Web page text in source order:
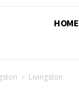
HOME
Livingston